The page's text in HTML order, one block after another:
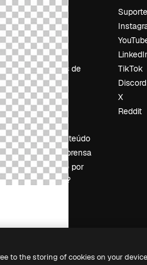
Preços
Sobre nós
Reviews
Emprego
Tendências de
pesquisa
Blog
Eventos
Slidesgo
Vender conteúdo
Sala de imprensa
Procurando por
magnific.ai?
TikTok
Discord
X
Reddit
to the storing of cookies on your